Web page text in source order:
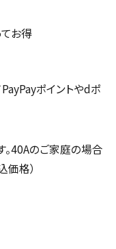
お得
ポイントやdポ
。40Aのご家庭の場合
価格）